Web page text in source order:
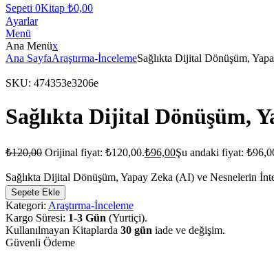
Sepeti 0Kitap ₺0,00
Ayarlar
Menü
Ana Menüx
Ana SayfaAraştırma-İncelemeSağlıkta Dijital Dönüşüm,
SKU: 474353e3206e
Sağlıkta Dijital Dönüşüm,
₺120,00 Orijinal fiyat: ₺120,00.₺96,00Şu andaki fiyat:
Sağlıkta Dijital Dönüşüm, Yapay Zeka (AI) ve Nesnelerin
Sepete Ekle
Kategori: Araştırma-İnceleme
Kargo Süresi: 1-3 Gün (Yurtiçi).
Kullanılmayan Kitaplarda 30 gün iade ve değişim.
Güvenli Ödeme